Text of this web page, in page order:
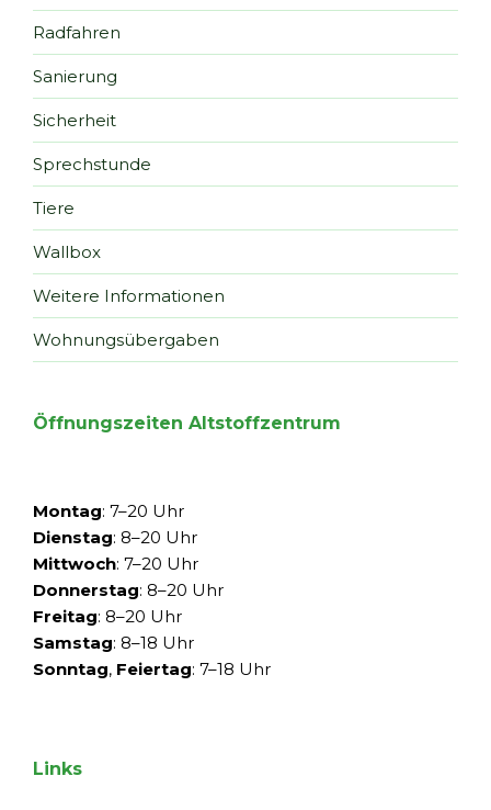
Radfahren
Sanierung
Sicherheit
Sprechstunde
Tiere
Wallbox
Weitere Informationen
Wohnungsübergaben
Öffnungszeiten Altstoffzentrum
Montag: 7–20 Uhr
Dienstag: 8–20 Uhr
Mittwoch: 7–20 Uhr
Donnerstag: 8–20 Uhr
Freitag: 8–20 Uhr
Samstag: 8–18 Uhr
Sonntag, Feiertag: 7–18 Uhr
Links